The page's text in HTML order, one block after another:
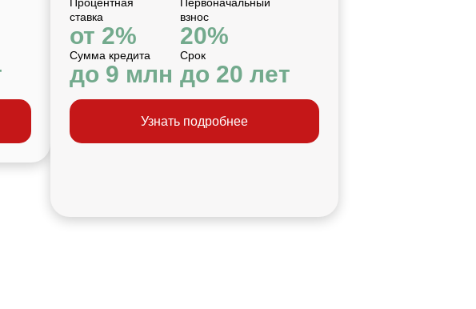
ставка
от 2%
взнос
20%
Сумма кредита
до 9 млн
Срок
до 20 лет
Узнать подробнее